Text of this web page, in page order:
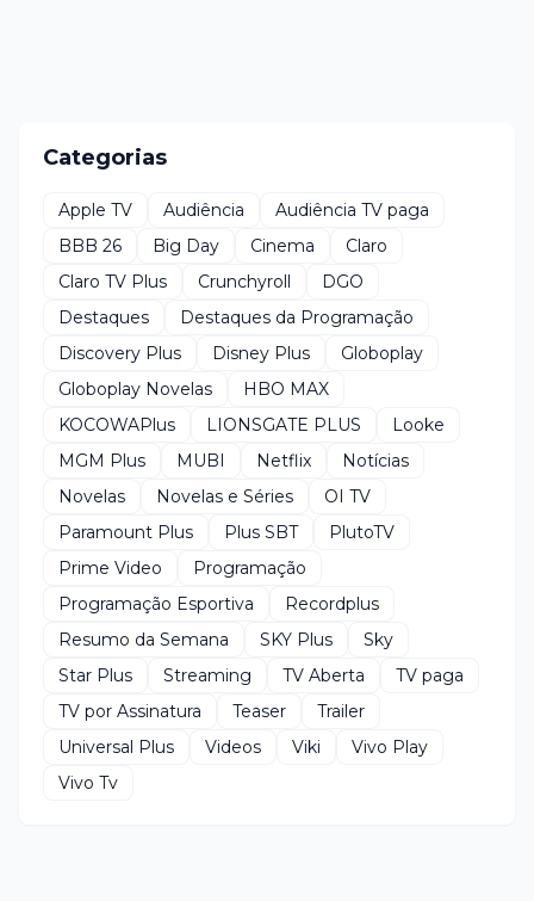
Categorias
Apple TV Audiência
Audiência TV paga
BBB 26
Big Day Cinema
Claro
Claro TV Plus
Crunchyroll
DGO
Destaques
Destaques da Programação
Discovery Plus
Disney Plus
Globoplay
Globoplay Novelas
HBO MAX
KOCOWAPlus
LIONSGATE PLUS
Looke
MGM Plus
MUBI Netflix
Notícias
Novelas
Novelas e Séries
OI TV
Paramount Plus
Plus SBT
PlutoTV
Prime Video
Programação
Programação Esportiva
Recordplus
Resumo da Semana
SKY Plus
Sky
Star Plus
Streaming TV Aberta
TV paga
TV por Assinatura
Teaser
Trailer
Universal Plus
Videos Viki
Vivo Play
Vivo Tv